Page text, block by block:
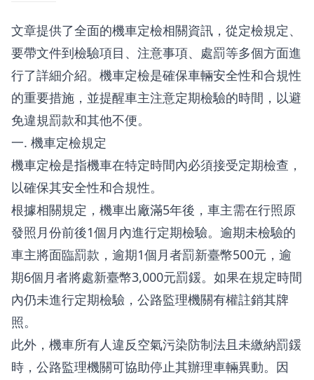
文章提供了全面的機車定檢相關資訊，從定檢規定、
要帶文件到檢驗項目、注意事項、處罰等多個方面進
行了詳細介紹。機車定檢是確保車輛安全性和合規性
的重要措施，並提醒車主注意定期檢驗的時間，以避
免違規罰款和其他不便。
一. 機車定檢規定
機車定檢是指機車在特定時間內必須接受定期檢查，
以確保其安全性和合規性。
根據相關規定，機車出廠滿5年後，車主需在行照原
發照月份前後1個月內進行定期檢驗。逾期未檢驗的
車主將面臨罰款，逾期1個月者罰新臺幣500元，逾
期6個月者將處新臺幣3,000元罰鍰。如果在規定時間
內仍未進行定期檢驗，公路監理機關有權註銷其牌
照。
此外，機車所有人違反空氣污染防制法且未繳納罰鍰
時，公路監理機關可協助停止其辦理車輛異動。因